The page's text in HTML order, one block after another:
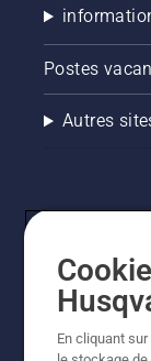
Postes
Autres
© Husqvarna
En cliquant